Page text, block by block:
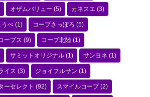
オザムバリュー (5) カネスエ (3)
うべ (1) コープさっぽろ (5)
ープス (9) コープ北陸 (1)
サミットオリジナル (1) サンヨネ (1)
イス (3) ジョイフルサン (1)
ーセレクト (92) スマイルコープ(2)